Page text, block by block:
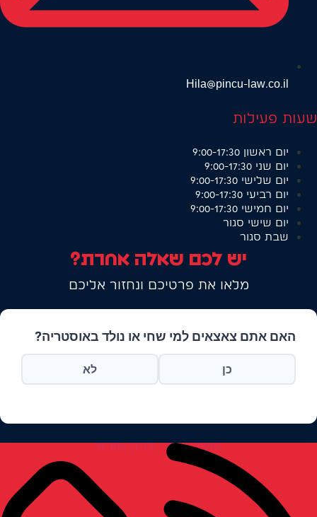
Hila@pincu-law.co.il
שעות פעילות
יום ראשון 9:00-17:30
יום שני 9:00-17:30
יום שלישי 9:00-17:30
יום רביעי 9:00-17:30
יום חמישי 9:00-17:30
יום שישי סגור
שבת סגור
יש לכם שאלה אחרת?
מלאו את פרטיכם ונחזור אליכם
האם אתם צאצאים למי שחי או נולד באוסטריה?
כן לא
טופיק מדיה - בניית אתרים